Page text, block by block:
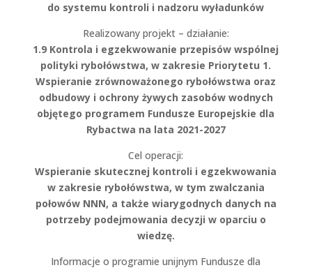
do systemu kontroli i nadzoru wyładunków
Realizowany projekt – działanie:
1.9 Kontrola i egzekwowanie przepisów wspólnej
polityki rybołówstwa, w zakresie Priorytetu 1.
Wspieranie zrównoważonego rybołówstwa oraz
odbudowy i ochrony żywych zasobów wodnych
objętego programem Fundusze Europejskie dla
Rybactwa na lata 2021-2027
Cel operacji:
Wspieranie skutecznej kontroli i egzekwowania
w zakresie rybołówstwa, w tym zwalczania
połowów NNN, a także wiarygodnych danych na
potrzeby podejmowania decyzji w oparciu o
wiedzę.
Informacje o programie unijnym Fundusze dla